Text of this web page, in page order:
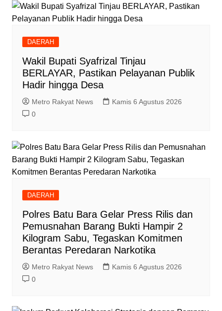
DAERAH
Wakil Bupati Syafrizal Tinjau
BERLAYAR, Pastikan Pelayanan Publik
Hadir hingga Desa
Metro Rakyat News
Kamis 6 Agustus 2026
0
DAERAH
Polres Batu Bara Gelar Press Rilis dan
Pemusnahan Barang Bukti Hampir 2
Kilogram Sabu, Tegaskan Komitmen
Berantas Peredaran Narkotika
Metro Rakyat News
Kamis 6 Agustus 2026
0